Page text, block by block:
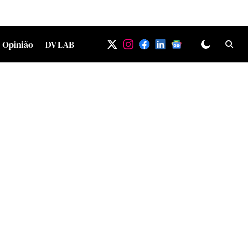
Opinião DV LAB